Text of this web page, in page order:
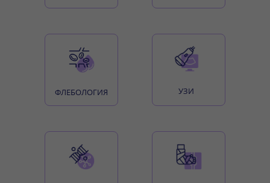
ФЛЕБОЛОГИЯ УЗИ